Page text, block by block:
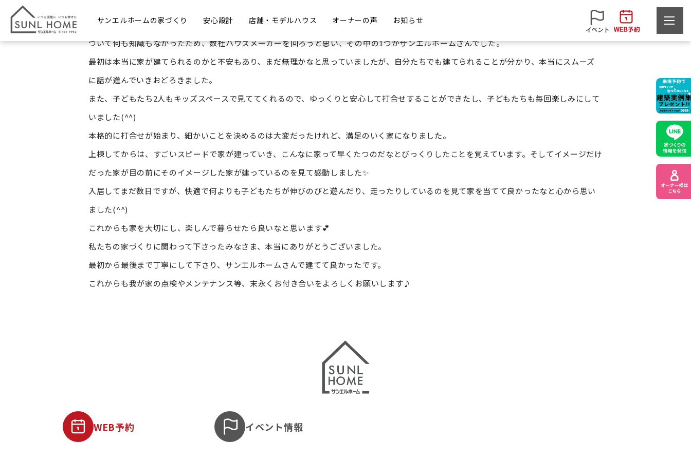
サンエルホームの家づくり 安心設計 店舗・モデルハウス オーナーの声 お知らせ
2人目の子どもが産まれたこと、賃貸に払っているお金がもったいないな...と思いはじめ、家を建てたいと思うようになりました。家づくりに
ついて何も知識もなかったため、数社ハウスメーカーを回ろうと思い、その中の1つがサンエルホームさんでした。
最初は本当に家が建てられるのかと不安もあり、まだ無理かなと思っていましたが、自分たちでも建てられることが分かり、本当にスムーズ
に話が進んでいきおどろきました。
また、子どもたち2人もキッズスペースで見ててくれるので、ゆっくりと安心して打合せすることができたし、子どもたちも毎回楽しみにして
いました(^^)
本格的に打合せが始まり、細かいことを決めるのは大変だったけれど、満足のいく家になりました。
上棟してからは、すごいスピードで家が建っていき、こんなに家って早くたつのだなとびっくりしたことを覚えています。そしてイメージだけ
だった家が目の前にそのイメージした家が建っているのを見て感動しました✨
入居してまだ数日ですが、快適で何よりも子どもたちが伸びのびと遊んだり、走ったりしているのを見て家を当てて良かったなと心から思い
ました(^^)
これからも家を大切にし、楽しんで暮らせたら良いなと思います💕
私たちの家づくりに関わって下さったみなさま、本当にありがとうございました。
最初から最後まで丁寧にして下さり、サンエルホームさんで建てて良かったです。
これからも我が家の点検やメンテナンス等、末永くお付き合いをよろしくお願いします♪
WEB予約 イベント情報